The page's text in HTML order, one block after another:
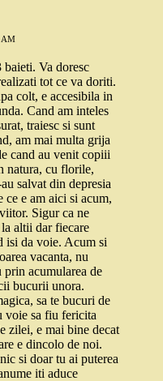
AM
baieti. Va doresc
tot ce va doriti.
colt, e accesibila in
Cand am inteles
traiesc si sunt
am mai multa grija
cand au venit copiii
natura, cu florile,
salvat din depresia
ce e am aici si acum,
Sigur ca ne
altii dar fiecare
isi da voie. Acum si
vacanta, nu
prin acumularea de
bucurii unora.
sa te bucuri de
voie sa fiu fericita
zilei, e mai bine decat
e dincolo de noi.
si doar tu ai puterea
iti aduce